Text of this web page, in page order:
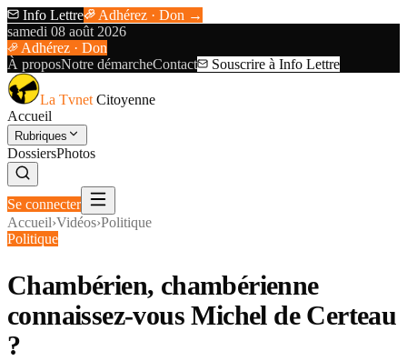
Info Lettre
Adhérez · Don →
samedi 08 août 2026
Adhérez · Don
À proposNotre démarcheContact Souscrire à Info Lettre
La Tvnet Citoyenne
Accueil
Rubriques
DossiersPhotos
Se connecter
Accueil›Vidéos›Politique
Politique
Chambérien, chambérienne
connaissez-vous Michel de Certeau
?